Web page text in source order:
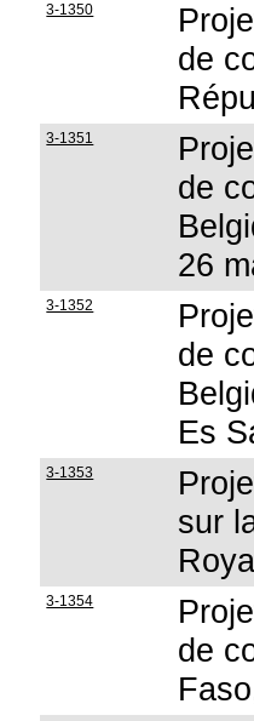
3-1350
de
3-1351
de
26
3-1352
de
Es
3-1353
sur
3-1354
de